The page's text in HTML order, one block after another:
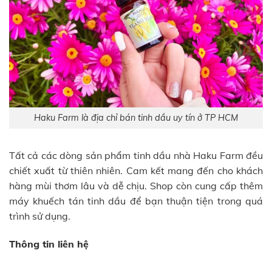
Haku Farm là địa chỉ bán tinh dầu uy tín ở TP HCM
Tất cả các dòng sản phẩm tinh dầu nhà Haku Farm đều
chiết xuất từ thiên nhiên. Cam kết mang đến cho khách
hàng mùi thơm lâu và dễ chịu. Shop còn cung cấp thêm
máy khuếch tán tinh dầu để bạn thuận tiện trong quá
trình sử dụng.
Thông tin liên hệ